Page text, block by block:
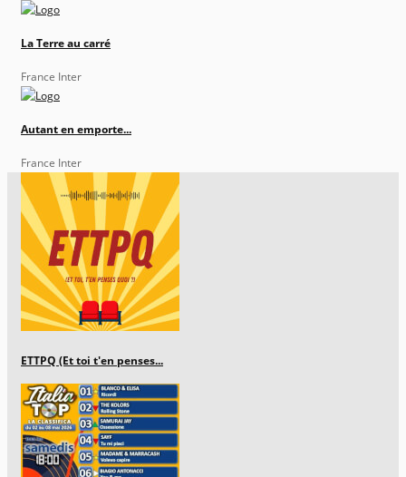
La Terre au carré
France Inter
Autant en emporte...
France Inter
ETTPQ (Et toi t'en penses...